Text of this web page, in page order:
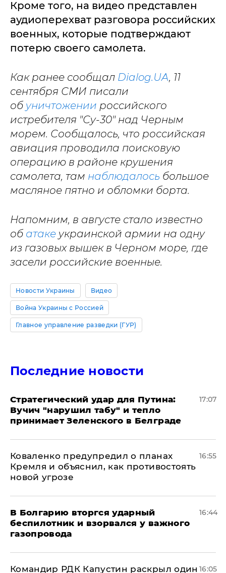
Кроме того, на видео представлен
аудиоперехват разговора российских
военных, которые подтверждают
потерю своего самолета.
Как ранее сообщал Dialog.UA, 11
сентября СМИ писали
об уничтожении российского
истребителя "Су-30" над Черным
морем. Сообщалось, что российская
авиация проводила поисковую
операцию в районе крушения
самолета, там наблюдалось большое
масляное пятно и обломки борта.
Напомним, в августе стало известно
об атаке украинской армии на одну
из газовых вышек в Черном море, где
засели российские военные.
Новости Украины Видео
Война Украины с Россией
Главное управление разведки (ГУР)
Последние новости
Стратегический удар для Путина:
Вучич "нарушил табу" и тепло
принимает Зеленского в Белграде
17:07
Коваленко предупредил о планах
Кремля и объяснил, как противостоять
новой угрозе
16:55
В Болгарию вторгся ударный
беспилотник и взорвался у важного
газопровода
16:44
Командир РДК Капустин раскрыл один 16:05